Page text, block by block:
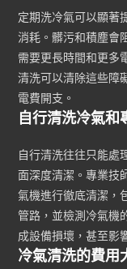
定期洗冷氣可以顯著
消耗。髒污和積塵會
需要更長時間和更多
清洗可以清除這些障
電費開支。
自行清洗冷氣和
自行清洗往往只能處
面深度清潔。專業技
氣機進行徹底清潔，
管路，並檢測冷氣機
成設備損壞，甚至影
冷氣清洗的費用